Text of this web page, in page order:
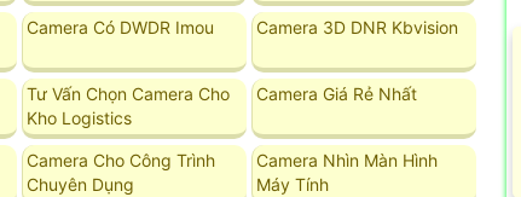
Camera Có DWDR Imou Camera 3D DNR Kbvision
Tư Vấn Chọn Camera Cho
Kho Logistics
Camera Giá Rẻ Nhất
Camera Cho Công Trình
Chuyên Dụng
Camera Nhìn Màn Hình
Máy Tính